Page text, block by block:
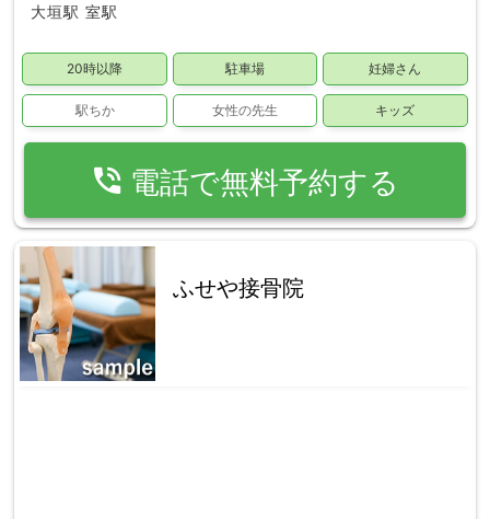
大垣駅 室駅
20時以降 駐車場 妊婦さん
駅ちか 女性の先生 キッズ
phone_in_talk 電話で無料予約する
ふせや接骨院